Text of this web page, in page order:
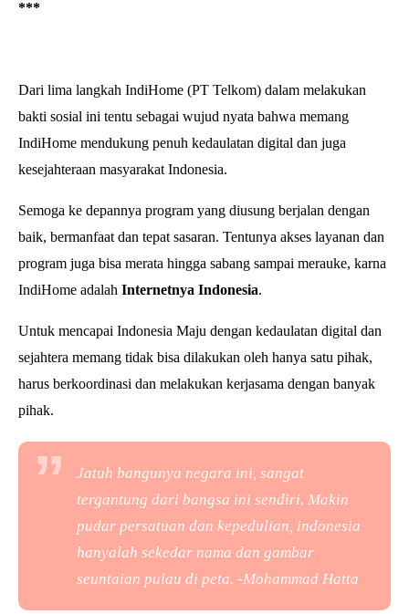
***
Dari lima langkah IndiHome (PT Telkom) dalam melakukan
bakti sosial ini tentu sebagai wujud nyata bahwa memang
IndiHome mendukung penuh kedaulatan digital dan juga
kesejahteraan masyarakat Indonesia.
Semoga ke depannya program yang diusung berjalan dengan
baik, bermanfaat dan tepat sasaran. Tentunya akses layanan dan
program juga bisa merata hingga sabang sampai merauke, karna
IndiHome adalah Internetnya Indonesia.
Untuk mencapai Indonesia Maju dengan kedaulatan digital dan
sejahtera memang tidak bisa dilakukan oleh hanya satu pihak,
harus berkoordinasi dan melakukan kerjasama dengan banyak
pihak.
Jatuh bangunya negara ini, sangat
tergantung dari bangsa ini sendiri. Makin
pudar persatuan dan kepedulian, indonesia
hanyalah sekedar nama dan gambar
seuntaian pulau di peta. -Mohammad Hatta